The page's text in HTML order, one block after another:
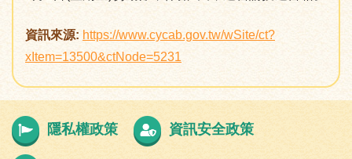
資訊來源: https://www.cycab.gov.tw/wSite/ct?
xItem=13500&ctNode=5231
隱私權政策 資訊安全政策